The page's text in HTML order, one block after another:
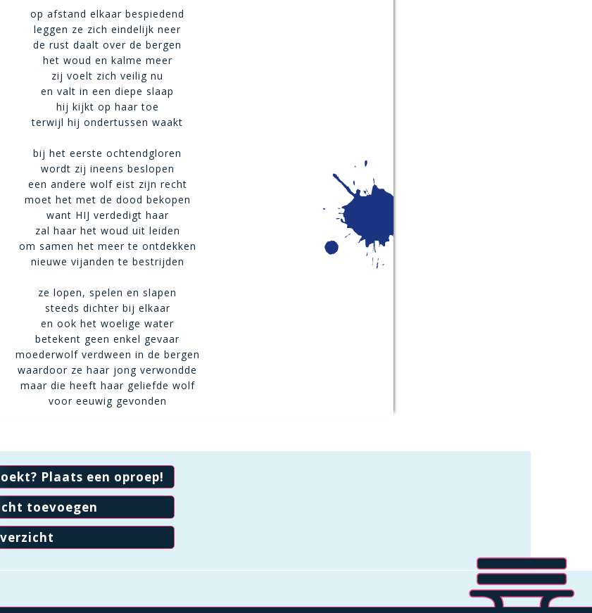
op afstand elkaar bespiedend
leggen ze zich eindelijk neer
de rust daalt over de bergen
het woud en kalme meer
zij voelt zich veilig nu
en valt in een diepe slaap
hij kijkt op haar toe
terwijl hij ondertussen waakt
bij het eerste ochtendgloren
wordt zij ineens beslopen
een andere wolf eist zijn recht
moet het met de dood bekopen
want HIJ verdedigt haar
zal haar het woud uit leiden
om samen het meer te ontdekken
nieuwe vijanden te bestrijden
ze lopen, spelen en slapen
steeds dichter bij elkaar
en ook het woelige water
betekent geen enkel gevaar
moederwolf verdween in de bergen
waardoor ze haar jong verwondde
maar die heeft haar geliefde wolf
voor eeuwig gevonden
Plaats een oproep!
toevoegen